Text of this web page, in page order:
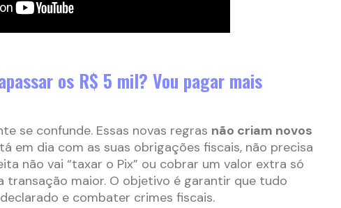
os R$ 5 mil? Vou pagar mais
se confunde. Essas novas regras não criam novos
em dia com as suas obrigações fiscais, não precisa
não vai “taxar o Pix” ou cobrar um valor extra só
transação maior. O objetivo é garantir que tudo
e combater crimes fiscais.